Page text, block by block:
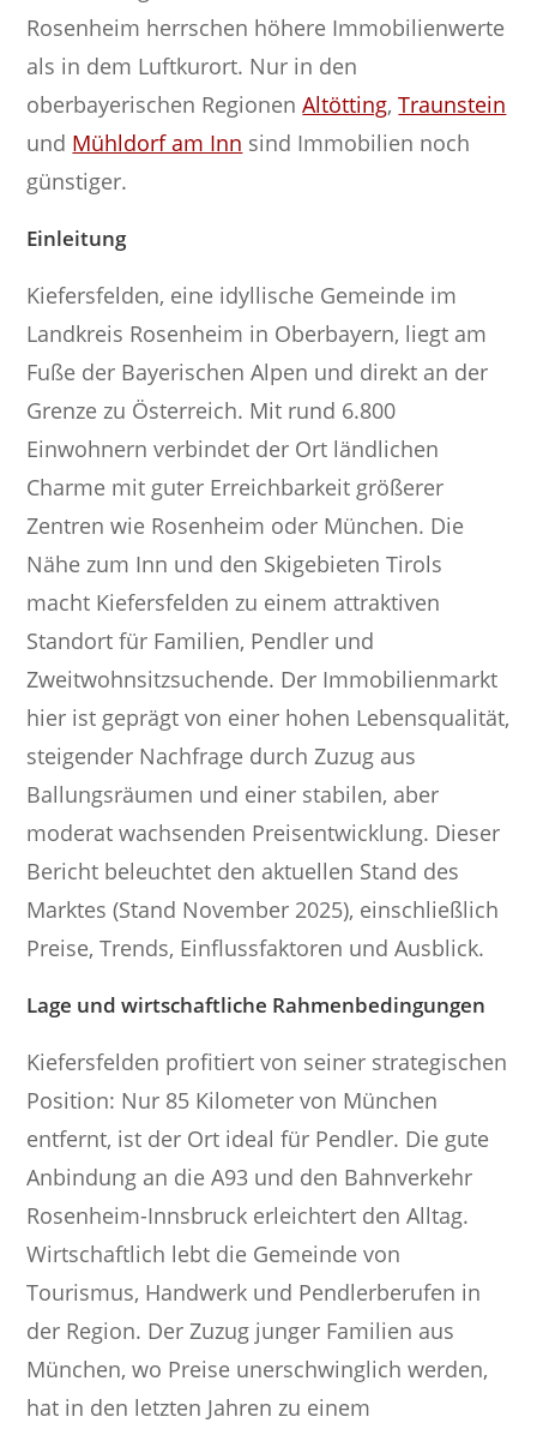
Rosenheim herrschen höhere Immobilienwerte
als in dem Luftkurort. Nur in den
oberbayerischen RegionenAltötting,Traunstein
und Mühldorf am Inn sind Immobilien noch
günstiger.
Einleitung
Kiefersfelden, eine idyllische Gemeinde im
Landkreis Rosenheim in Oberbayern, liegt am
Fuße der Bayerischen Alpen und direkt an der
Grenze zu Österreich. Mit rund 6.800
Einwohnern verbindet der Ort ländlichen
Charme mit guter Erreichbarkeit größerer
Zentren wie Rosenheim oder München. Die
Nähe zum Inn und den Skigebieten Tirols
macht Kiefersfelden zu einem attraktiven
Standort für Familien, Pendler und
Zweitwohnsitzsuchende. Der Immobilienmarkt
hier ist geprägt von einer hohen Lebensqualität,
steigender Nachfrage durch Zuzug aus
Ballungsräumen und einer stabilen, aber
moderat wachsenden Preisentwicklung. Dieser
Bericht beleuchtet den aktuellen Stand des
Marktes (Stand November 2025), einschließlich
Preise, Trends, Einflussfaktoren und Ausblick.
Lage und wirtschaftliche Rahmenbedingungen
Kiefersfelden profitiert von seiner strategischen
Position: Nur 85 Kilometer von München
entfernt, ist der Ort ideal für Pendler. Die gute
Anbindung an die A93 und den Bahnverkehr
Rosenheim-Innsbruck erleichtert den Alltag.
Wirtschaftlich lebt die Gemeinde von
Tourismus, Handwerk und Pendlerberufen in
der Region. Der Zuzug junger Familien aus
München, wo Preise unerschwinglich werden,
hat in den letzten Jahren zu einem